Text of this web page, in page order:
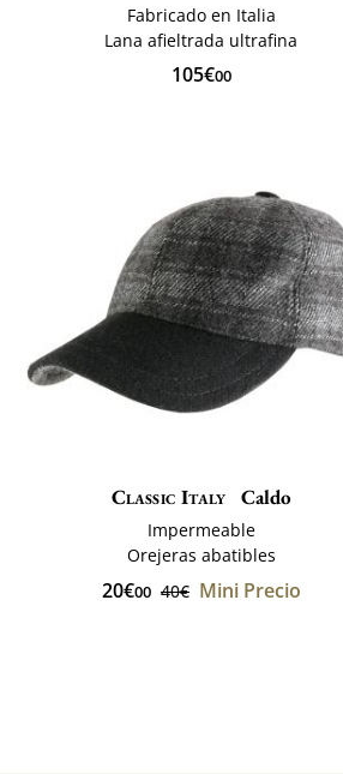
Fabricado en Italia
Lana afieltrada ultrafina
105€00
Classic Italy Caldo
Impermeable
Orejeras abatibles
20€00 40€ Mini Precio